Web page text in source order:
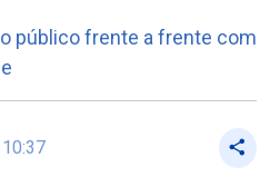
público frente a frente com